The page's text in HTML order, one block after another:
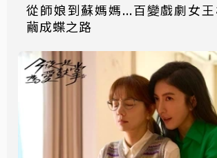
從師娘到蘇媽媽...百變戲劇女
繭成蝶之路